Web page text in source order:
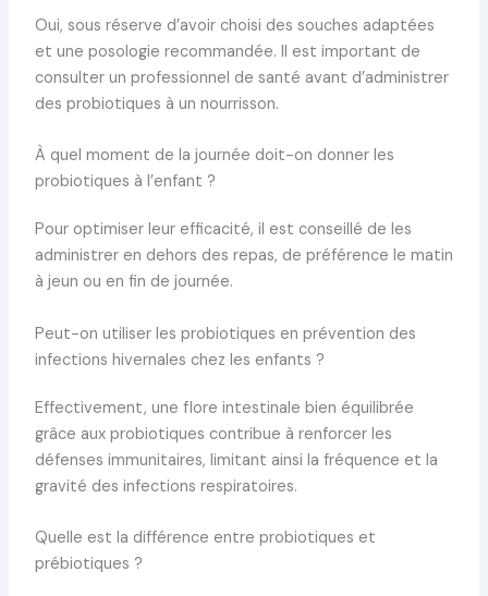
Oui, sous réserve d’avoir choisi des souches adaptées
et une posologie recommandée. Il est important de
consulter un professionnel de santé avant d’administrer
des probiotiques à un nourrisson.
À quel moment de la journée doit-on donner les
probiotiques à l’enfant ?
Pour optimiser leur efficacité, il est conseillé de les
administrer en dehors des repas, de préférence le matin
à jeun ou en fin de journée.
Peut-on utiliser les probiotiques en prévention des
infections hivernales chez les enfants ?
Effectivement, une flore intestinale bien équilibrée
grâce aux probiotiques contribue à renforcer les
défenses immunitaires, limitant ainsi la fréquence et la
gravité des infections respiratoires.
Quelle est la différence entre probiotiques et
prébiotiques ?